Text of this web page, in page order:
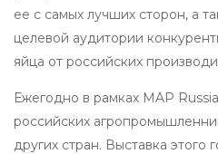
ее с самых лучших сторон, а
целевой аудитории
яйца от российских
Ежегодно в рамках MAP
российских
других стран. Выставка этого